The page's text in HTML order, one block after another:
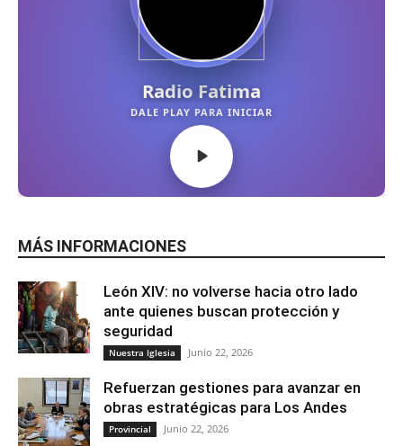
MÁS INFORMACIONES
León XIV: no volverse hacia otro lado
ante quienes buscan protección y
seguridad
Nuestra Iglesia Junio 22, 2026
Refuerzan gestiones para avanzar en
obras estratégicas para Los Andes
Provincial Junio 22, 2026